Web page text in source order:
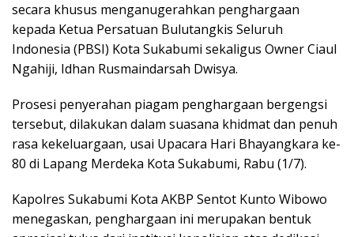
secara khusus menganugerahkan penghargaan
kepada Ketua Persatuan Bulutangkis Seluruh
Indonesia (PBSI) Kota Sukabumi sekaligus Owner Ciaul
Ngahiji, Idhan Rusmaindarsah Dwisya.
Prosesi penyerahan piagam penghargaan bergengsi
tersebut, dilakukan dalam suasana khidmat dan penuh
rasa kekeluargaan, usai Upacara Hari Bhayangkara ke-
80 di Lapang Merdeka Kota Sukabumi, Rabu (1/7).
Kapolres Sukabumi Kota AKBP Sentot Kunto Wibowo
menegaskan, penghargaan ini merupakan bentuk